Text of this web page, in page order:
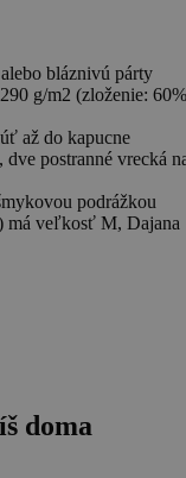
bláznivú párty
g/m2 (zloženie: 60%
až do kapucne
postranné vrecká
podrážkou
má veľkosť M, Dajana
doma